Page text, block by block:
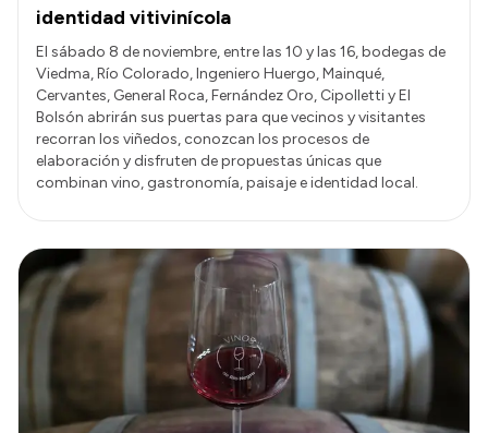
Convocatorias
Intranet
Login
identidad vitivinícola
El sábado 8 de noviembre, entre las 10 y las 16, bodegas de
Viedma, Río Colorado, Ingeniero Huergo, Mainqué,
Cervantes, General Roca, Fernández Oro, Cipolletti y El
Bolsón abrirán sus puertas para que vecinos y visitantes
recorran los viñedos, conozcan los procesos de
elaboración y disfruten de propuestas únicas que
combinan vino, gastronomía, paisaje e identidad local.